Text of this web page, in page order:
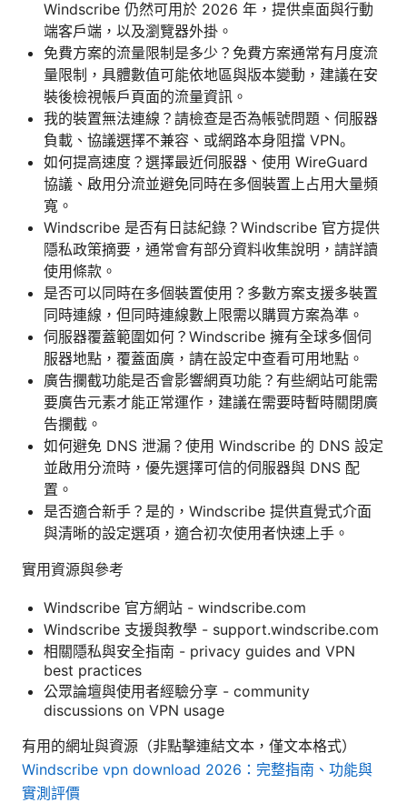
Windscribe 仍然可用於 2026 年，提供桌面與行動
端客戶端，以及瀏覽器外掛。
免費方案的流量限制是多少？免費方案通常有月度流
量限制，具體數值可能依地區與版本變動，建議在安
裝後檢視帳戶頁面的流量資訊。
我的裝置無法連線？請檢查是否為帳號問題、伺服器
負載、協議選擇不兼容、或網路本身阻擋 VPN。
如何提高速度？選擇最近伺服器、使用 WireGuard
協議、啟用分流並避免同時在多個裝置上占用大量頻
寬。
Windscribe 是否有日誌紀錄？Windscribe 官方提供
隱私政策摘要，通常會有部分資料收集說明，請詳讀
使用條款。
是否可以同時在多個裝置使用？多數方案支援多裝置
同時連線，但同時連線數上限需以購買方案為準。
伺服器覆蓋範圍如何？Windscribe 擁有全球多個伺
服器地點，覆蓋面廣，請在設定中查看可用地點。
廣告攔截功能是否會影響網頁功能？有些網站可能需
要廣告元素才能正常運作，建議在需要時暫時關閉廣
告攔截。
如何避免 DNS 泄漏？使用 Windscribe 的 DNS 設定
並啟用分流時，優先選擇可信的伺服器與 DNS 配
置。
是否適合新手？是的，Windscribe 提供直覺式介面
與清晰的設定選項，適合初次使用者快速上手。
實用資源與參考
Windscribe 官方網站 - windscribe.com
Windscribe 支援與教學 - support.windscribe.com
相關隱私與安全指南 - privacy guides and VPN
best practices
公眾論壇與使用者經驗分享 - community
discussions on VPN usage
有用的網址與資源（非點擊連結文本，僅文本格式）
Windscribe vpn download 2026：完整指南、功能與
實測評價